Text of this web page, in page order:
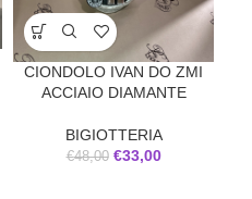
CIONDOLO IVAN DO ZMI
ACCIAIO DIAMANTE
BIGIOTTERIA
€48,00 €33,00